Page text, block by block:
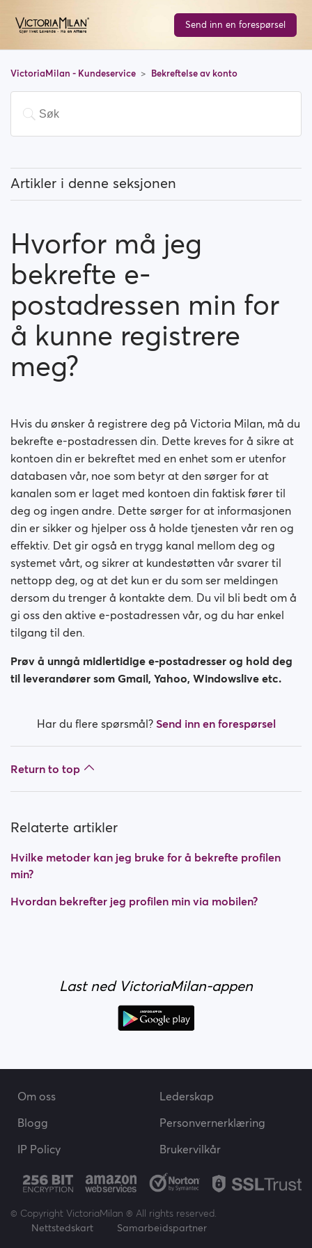
Send inn en forespørsel
VictoriaMilan - Kundeservice Bekreftelse av konto
Artikler i denne seksjonen
Hvorfor må jeg bekrefte e-postadressen min for å
kunne registrere meg?
Hvilke metoder kan jeg bruke for å bekrefte profilen
min?
Hvorfor må jeg
bekrefte e-
postadressen min for
å kunne registrere
meg?
Hvis du ønsker å registrere deg på Victoria Milan, må du
bekrefte e-postadressen din. Dette kreves for å sikre at
kontoen din er bekreftet med en enhet som er utenfor
databasen vår, noe som betyr at den sørger for at
kanalen som er laget med kontoen din faktisk fører til
deg og ingen andre. Dette sørger for at informasjonen
din er sikker og hjelper oss å holde tjenesten vår ren og
effektiv. Det gir også en trygg kanal mellom deg og
systemet vårt, og sikrer at kundestøtten vår svarer til
nettopp deg, og at det kun er du som ser meldingen
dersom du trenger å kontakte dem. Du vil bli bedt om å
gi oss den aktive e-postadressen vår, og du har enkel
tilgang til den.
Prøv å unngå midlertidige e-postadresser og hold deg
til leverandører som Gmail, Yahoo, Windowslive etc.
Har du flere spørsmål? Send inn en forespørsel
Return to top
Relaterte artikler
Hvilke metoder kan jeg bruke for å bekrefte profilen
min?
Hvordan bekrefter jeg profilen min via mobilen?
Last ned VictoriaMilan-appen
Om oss
Lederskap
Blogg
Personvernerklæring
IP Policy
Brukervilkår
© Copyright VictoriaMilan ® All rights reserved.
Nettstedskart
Samarbeidspartner